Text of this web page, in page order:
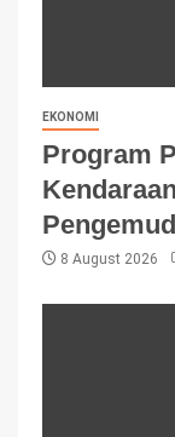
EKONOMI
Program
8 August 2026